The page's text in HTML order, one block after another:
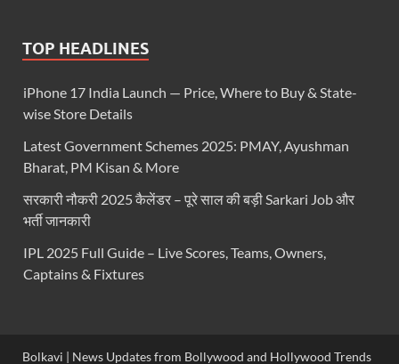
TOP HEADLINES
iPhone 17 India Launch — Price, Where to Buy & State-
wise Store Details
Latest Government Schemes 2025: PMAY, Ayushman
Bharat, PM Kisan & More
सरकारी नौकरी 2025 कैलेंडर – पूरे साल की बड़ी Sarkari Job और
भर्ती जानकारी
IPL 2025 Full Guide – Live Scores, Teams, Owners,
Captains & Fixtures
Bolkavi | News Updates from Bollywood and Hollywood Trends